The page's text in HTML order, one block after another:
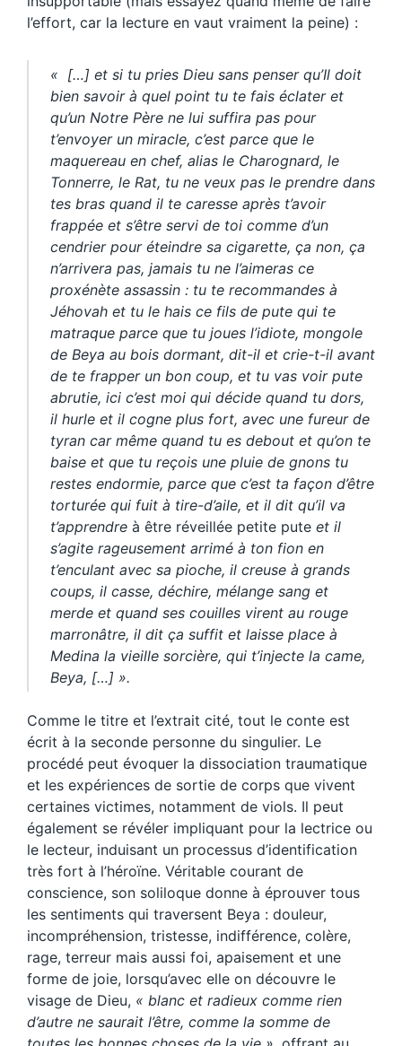
l’effort, car la lecture en vaut vraiment la peine) :
« […] et si tu pries Dieu sans penser qu’Il doit
bien savoir à quel point tu te fais éclater et
qu’un Notre Père ne lui suffira pas pour
t’envoyer un miracle, c’est parce que le
maquereau en chef, alias le Charognard, le
Tonnerre, le Rat, tu ne veux pas le prendre dans
tes bras quand il te caresse après t’avoir
frappée et s’être servi de toi comme d’un
cendrier pour éteindre sa cigarette, ça non, ça
n’arrivera pas, jamais tu ne l’aimeras ce
proxénète assassin : tu te recommandes à
Jéhovah et tu le hais ce fils de pute qui te
matraque parce que tu joues l’idiote, mongole
de Beya au bois dormant, dit-il et crie-t-il avant
de te frapper un bon coup, et tu vas voir pute
abrutie, ici c’est moi qui décide quand tu dors,
il hurle et il cogne plus fort, avec une fureur de
tyran car même quand tu es debout et qu’on te
baise et que tu reçois une pluie de gnons tu
restes endormie, parce que c’est ta façon d’être
torturée qui fuit à tire-d’aile, et il dit qu’il va
t’apprendre à être réveillée petite pute et il
s’agite rageusement arrimé à ton fion en
t’enculant avec sa pioche, il creuse à grands
coups, il casse, déchire, mélange sang et
merde et quand ses couilles virent au rouge
marronâtre, il dit ça suffit et laisse place à
Medina la vieille sorcière, qui t’injecte la came,
Beya, […] ».
Comme le titre et l’extrait cité, tout le conte est
écrit à la seconde personne du singulier. Le
procédé peut évoquer la dissociation traumatique
et les expériences de sortie de corps que vivent
certaines victimes, notamment de viols. Il peut
également se révéler impliquant pour la lectrice ou
le lecteur, induisant un processus d’identification
très fort à l’héroïne. Véritable courant de
conscience, son soliloque donne à éprouver tous
les sentiments qui traversent Beya : douleur,
incompréhension, tristesse, indifférence, colère,
rage, terreur mais aussi foi, apaisement et une
forme de joie, lorsqu’avec elle on découvre le
visage de Dieu, « blanc et radieux comme rien
d’autre ne saurait l’être, comme la somme de